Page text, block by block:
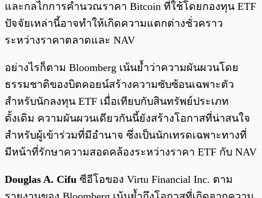
และกลไกการคำนวณราคา Bitcoin ที่ใช้โดยกองทุน ETF
ปัจจัยเหล่านี้อาจทำให้เกิดความแตกต่างชั่วคราว
ระหว่างราคาตลาดและ NAV
อย่างไรก็ตาม Bloomberg เน้นย้ำว่าความผันผวนโดย
ธรรมชาติของบิตคอยน์สร้างความซับซ้อนเฉพาะตัว
สำหรับนักลงทุน ETF เมื่อเทียบกับสินทรัพย์ประเภท
ดั้งเดิม ความผันผวนเดียวกันนี้ยังสร้างโอกาสที่น่าสนใจ
สำหรับผู้เข้าร่วมที่มีอำนาจ ซึ่งเป็นนักเทรดเฉพาะทางที่
มีหน้าที่รักษาความสอดคล้องระหว่างราคา ETF กับ NAV
Douglas A. Cifu ซีอีโอของ Virtu Financial Inc. ตาม